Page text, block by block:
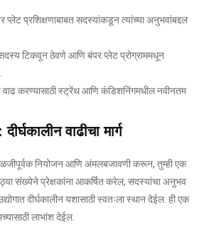
प्लेट प्रशिक्षणाबाबत सदस्यांकडून त्यांच्या अनुभवांबद्दल
सदस्य टिकवून ठेवणे आणि बंपर प्लेट प्रोग्राममधून
करण्यासाठी स्ट्रेंथ आणि कंडिशनिंगमधील नवीनतम
वाढीचा मार्ग
नियोजन आणि अंमलबजावणी करून, तुम्ही एक
संख्येने प्रेक्षकांना आकर्षित करेल, सदस्यांचा अनुभव
दीर्घकालीन यशासाठी स्वतःला स्थान देईल. ही एक
लाभांश देईल.